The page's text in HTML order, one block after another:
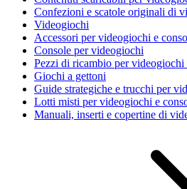
Confezioni e scatole originali di
Videogiochi
Accessori per videogiochi e
Console per videogiochi
Pezzi di ricambio per videogiochi
Giochi a gettoni
Guide strategiche e trucchi per
Lotti misti per videogiochi e
Manuali, inserti e copertine di